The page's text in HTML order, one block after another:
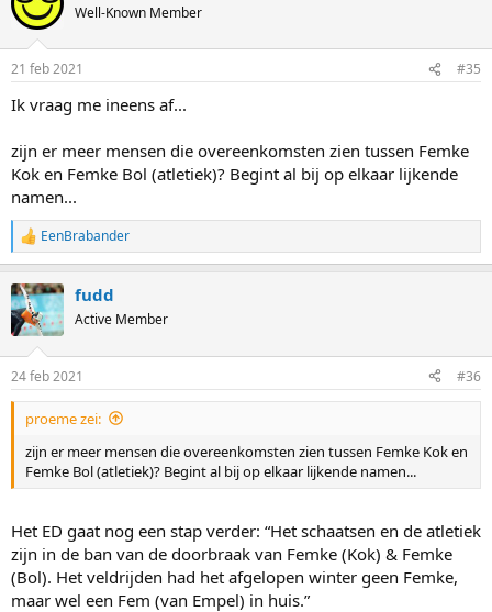
Well-Known Member
21 feb 2021 #35
Ik vraag me ineens af...
zijn er meer mensen die overeenkomsten zien tussen Femke
Kok en Femke Bol (atletiek)? Begint al bij op elkaar lijkende
namen...
R
e
c
t
i
s
:
EenBrabander
fudd
Active Member
24 feb 2021 #36
proeme zei:
zijn er meer mensen die overeenkomsten zien tussen Femke Kok en
Femke Bol (atletiek)? Begint al bij op elkaar lijkende namen...
Het ED gaat nog een stap verder: “Het schaatsen en de atletiek
zijn in de ban van de doorbraak van Femke (Kok) & Femke
(Bol). Het veldrijden had het afgelopen winter geen Femke,
maar wel een Fem (van Empel) in huis.”